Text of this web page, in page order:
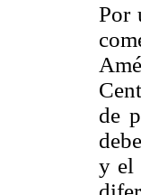
Por
de
y el